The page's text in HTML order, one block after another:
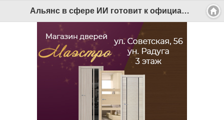
Альянс в сфере ИИ готовит к официальному релизу Рейтинг вузов в сфере ИИ - 2024 - Беломорканал Северодвинск tv29.ru